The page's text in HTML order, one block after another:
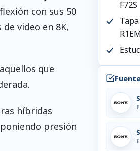
con sus 50
video en 8K,
que
híbridas
presión
F72S